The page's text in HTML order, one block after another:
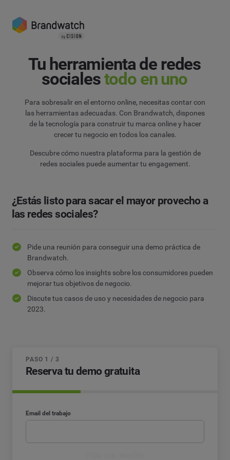
Reserva tu demo gratuita
PASO 1 / 3
Email del trabajo
Tu herramienta de redes
socialestodo en uno
Para sobresalir en el entorno online, necesitas contar con
las herramientas adecuadas. Con Brandwatch, dispones
de la tecnología para construir tu marca online y hacer
crecer tu negocio en todos los canales.
Descubre cómo nuestra plataforma para la gestión de
redes sociales puede aumentar tu engagement.
¿Estás listo para sacar el mayor provecho a
las redes sociales?
Pide una reunión para conseguir una demo práctica de
Brandwatch.
Observa cómo los insights sobre los consumidores pueden
mejorar tus objetivos de negocio.
Discute tus casos de uso y necesidades de negocio para
2023.